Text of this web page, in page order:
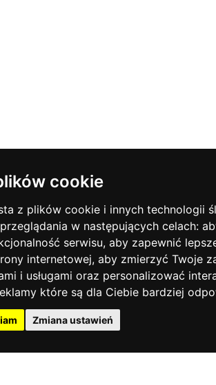
cookie
z plików cookie i innych technologii
w następujących celach:
serwisu, aby zapewnić
internetowej, aby zmierzyć Twoje
i usługami oraz personalizować
które są dla Ciebie bardziej
Zmiana ustawień
Instrukcja montażu
Podręcznik użytkownika
Product news
Pobierz cennik PDF